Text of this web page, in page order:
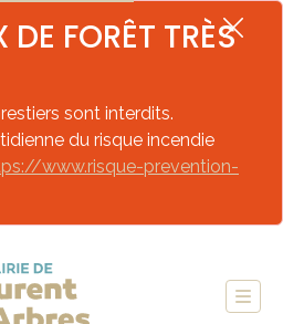
DE FORÊT TRÈS
sont interdits.
du risque incendie
www.risque-prevention-